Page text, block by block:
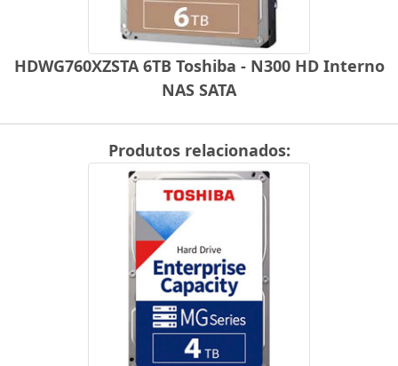
HDWG760XZSTA 6TB Toshiba - N300 HD Interno
NAS SATA
Produtos relacionados: